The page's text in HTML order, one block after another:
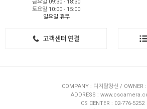
금요일 09:30 - 18:30
토요일 10:00 - 15:00
일요일 휴무
COMPANY : 디지탈창신 / OWNER
ADDRESS :
CS CENTER : 02-776-5252